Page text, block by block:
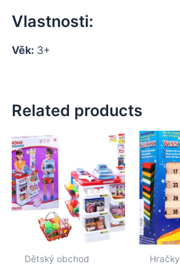
Vlastnosti:
Věk: 3+
Related products
Dětský obchod Hračky